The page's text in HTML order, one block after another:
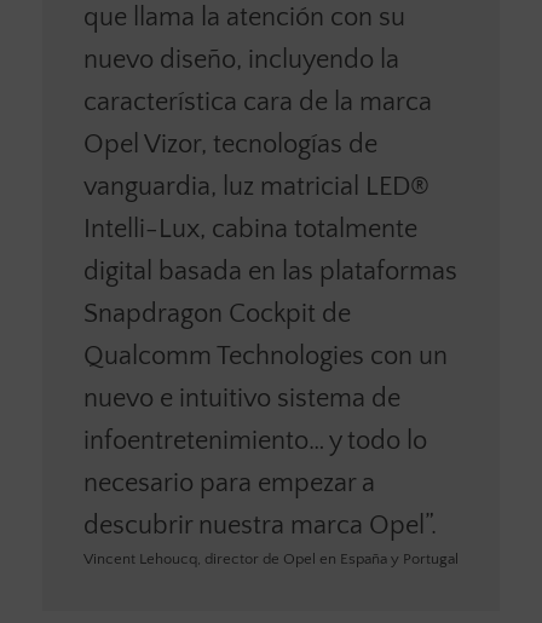
que llama la atención con su
nuevo diseño, incluyendo la
característica cara de la marca
Opel Vizor, tecnologías de
vanguardia, luz matricial LED®
Intelli-Lux, cabina totalmente
digital basada en las plataformas
Snapdragon Cockpit de
Qualcomm Technologies con un
nuevo e intuitivo sistema de
infoentretenimiento… y todo lo
necesario para empezar a
descubrir nuestra marca Opel”.
Vincent Lehoucq, director de Opel en España y Portugal